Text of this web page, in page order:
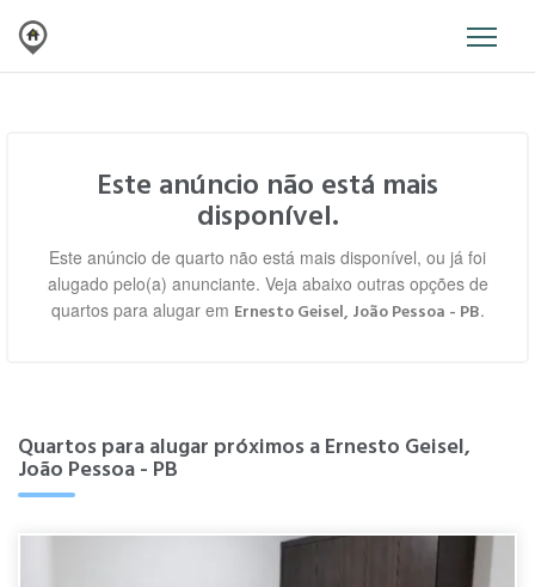
Este anúncio não está mais
disponível.
Este anúncio de quarto não está mais disponível, ou já foi
alugado pelo(a) anunciante. Veja abaixo outras opções de
quartos para alugar em Ernesto Geisel, João Pessoa - PB.
Quartos para alugar próximos a Ernesto Geisel,
João Pessoa - PB